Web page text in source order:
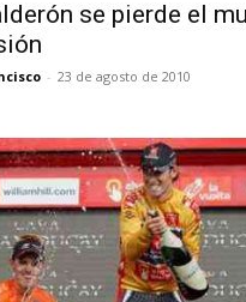
se pierde el
- 23 de agosto de 2010